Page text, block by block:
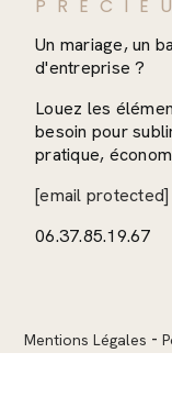
Un mariage, un
d'entreprise ?
Louez les
besoin pour
pratique,
[email protected]
06.37.85.19.67
Mentions Légales